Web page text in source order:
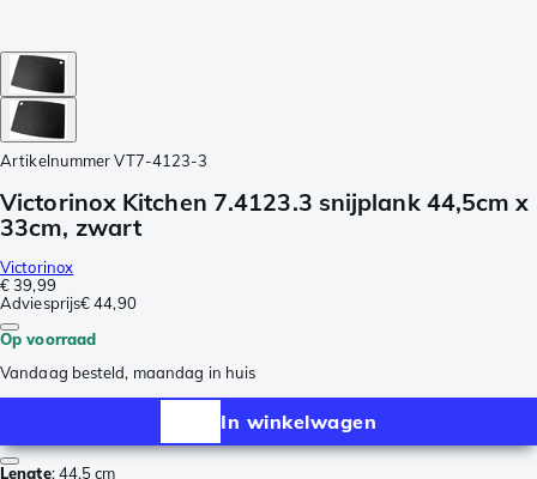
Artikelnummer VT7-4123-3
Victorinox Kitchen 7.4123.3 snijplank 44,5cm x
33cm, zwart
Victorinox
€ 39,99
Adviesprijs€ 44,90
Op voorraad
Vandaag besteld, maandag in huis
In winkelwagen
Lengte:44,5 cm